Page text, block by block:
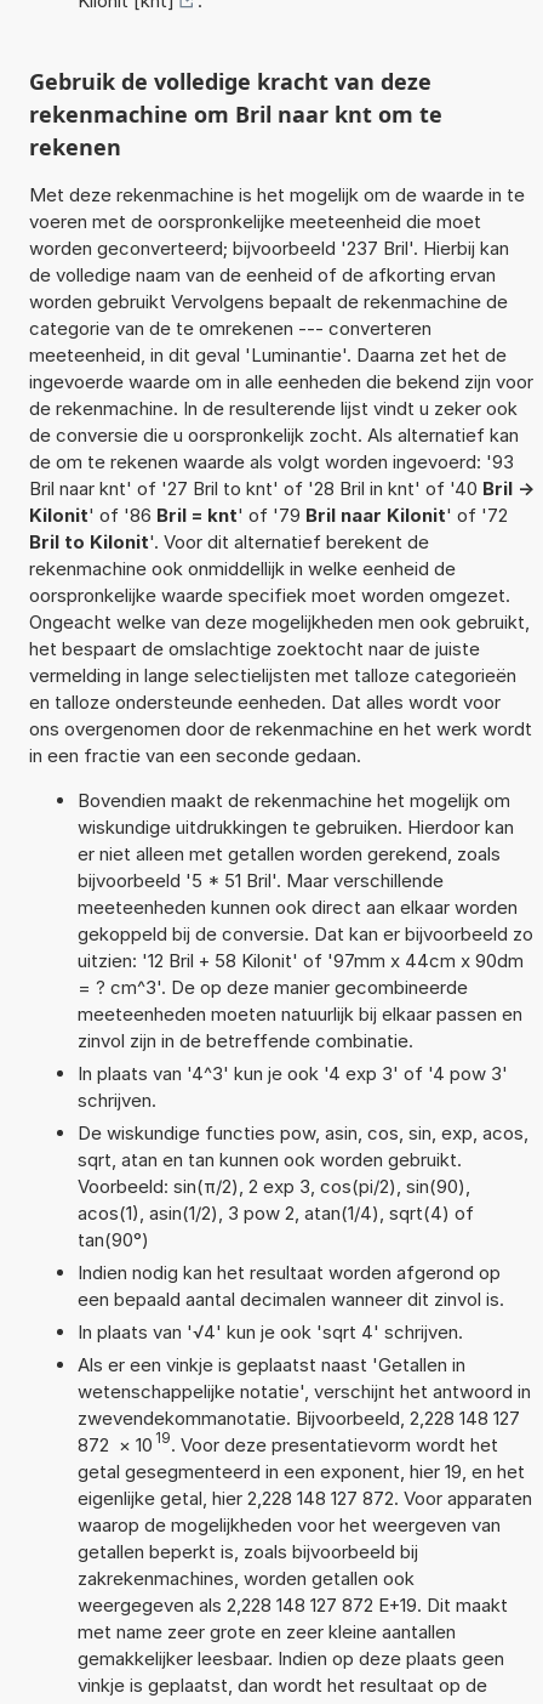
Gebruik de volledige kracht van deze
rekenmachine om Bril naar knt om te
rekenen
Met deze rekenmachine is het mogelijk om de waarde in te
voeren met de oorspronkelijke meeteenheid die moet
worden geconverteerd; bijvoorbeeld '237 Bril'. Hierbij kan
de volledige naam van de eenheid of de afkorting ervan
worden gebruikt Vervolgens bepaalt de rekenmachine de
categorie van de te omrekenen --- converteren
meeteenheid, in dit geval 'Luminantie'. Daarna zet het de
ingevoerde waarde om in alle eenheden die bekend zijn voor
de rekenmachine. In de resulterende lijst vindt u zeker ook
de conversie die u oorspronkelijk zocht. Als alternatief kan
de om te rekenen waarde als volgt worden ingevoerd: '93
Bril naar knt' of '27 Bril to knt' of '28 Bril in knt' of '40 Bril ->
Kilonit' of '86 Bril = knt' of '79 Bril naar Kilonit' of '72
Bril to Kilonit'. Voor dit alternatief berekent de
rekenmachine ook onmiddellijk in welke eenheid de
oorspronkelijke waarde specifiek moet worden omgezet.
Ongeacht welke van deze mogelijkheden men ook gebruikt,
het bespaart de omslachtige zoektocht naar de juiste
vermelding in lange selectielijsten met talloze categorieën
en talloze ondersteunde eenheden. Dat alles wordt voor
ons overgenomen door de rekenmachine en het werk wordt
in een fractie van een seconde gedaan.
Bovendien maakt de rekenmachine het mogelijk om
wiskundige uitdrukkingen te gebruiken. Hierdoor kan
er niet alleen met getallen worden gerekend, zoals
bijvoorbeeld '5 * 51 Bril'. Maar verschillende
meeteenheden kunnen ook direct aan elkaar worden
gekoppeld bij de conversie. Dat kan er bijvoorbeeld zo
uitzien: '12 Bril + 58 Kilonit' of '97mm x 44cm x 90dm
= ? cm^3'. De op deze manier gecombineerde
meeteenheden moeten natuurlijk bij elkaar passen en
zinvol zijn in de betreffende combinatie.
In plaats van '4^3' kun je ook '4 exp 3' of '4 pow 3'
schrijven.
De wiskundige functies pow, asin, cos, sin, exp, acos,
sqrt, atan en tan kunnen ook worden gebruikt.
Voorbeeld: sin(π/2), 2 exp 3, cos(pi/2), sin(90),
acos(1), asin(1/2), 3 pow 2, atan(1/4), sqrt(4) of
tan(90°)
Indien nodig kan het resultaat worden afgerond op
een bepaald aantal decimalen wanneer dit zinvol is.
In plaats van '√4' kun je ook 'sqrt 4' schrijven.
Als er een vinkje is geplaatst naast 'Getallen in
wetenschappelijke notatie', verschijnt het antwoord in
zwevendekommanotatie. Bijvoorbeeld, 2,228 148 127
872 × 10 19. Voor deze presentatievorm wordt het
getal gesegmenteerd in een exponent, hier 19, en het
eigenlijke getal, hier 2,228 148 127 872. Voor apparaten
waarop de mogelijkheden voor het weergeven van
getallen beperkt is, zoals bijvoorbeeld bij
zakrekenmachines, worden getallen ook
weergegeven als 2,228 148 127 872 E+19. Dit maakt
met name zeer grote en zeer kleine aantallen
gemakkelijker leesbaar. Indien op deze plaats geen
vinkje is geplaatst, dan wordt het resultaat op de